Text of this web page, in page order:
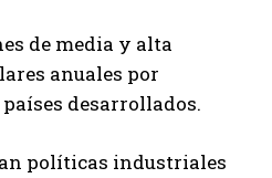
de media y alta
anuales por
desarrollados.
políticas industriales